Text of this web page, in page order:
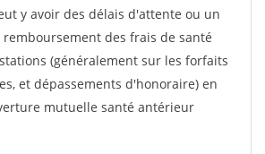
y avoir des délais d'attente ou un
des frais de santé
(généralement sur les forfaits
et dépassements d'honoraire) en
mutuelle santé antérieur